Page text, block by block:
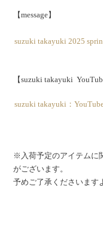
【message】
suzuki takayuki 2025
【suzuki takayuki
suzuki takayuki：
※入荷予定のアイテムに
がございます。
予めご了承くださいます